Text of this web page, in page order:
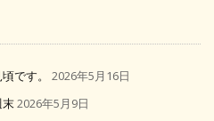
です。
2026年5月16日
末2026年5月9日